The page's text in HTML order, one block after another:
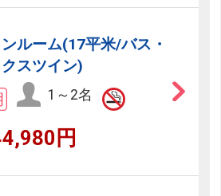
ルーム(17平米/バス・
スツイン)
1～2名
円